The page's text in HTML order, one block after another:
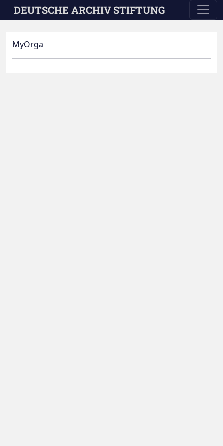
Skip to main content
DEUTSCHE ARCHIV STIFTUNG
MyOrga